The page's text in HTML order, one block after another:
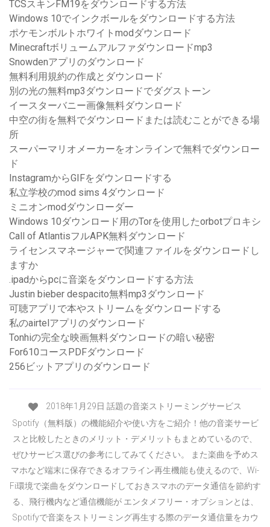
TCSスキンFM19をダウンロードする方法
Windows 10でインクボールをダウンロードする方法
ポケモンボルトホワイトmodダウンロード
Minecraftボリュームアルファダウンロードmp3
Snowdenアプリのダウンロード
無料利用規約の作成とダウンロード
別の光の無料mp3ダウンロードでダグストーン
イースターバニー画像無料ダウンロード
中空の街を無料でダウンロードまたは読むことができる場
所
スーパーマリオメーカーをオンラインで無料でダウンロー
ド
InstagramからGIFをダウンロードする
私立学校のmod sims 4ダウンロード
ミニオンmodダウンローダー
Windows 10ダウンロード用のTorを使用したorbotプロキシ
Call of AtlantisフルAPK無料ダウンロード
ライセンスマネージャーで関連ファイルをダウンロードし
ますか
.ipadからpcに音楽をダウンロードする方法
Justin bieber despacito無料mp3ダウンロード
可聴アプリで本やストリームをダウンロードする
私のairtelアプリのダウンロード
Tonhiの完全な映画無料ダウンロードの暗い秘密
For610コースPDFダウンロード
256ビットアプリのダウンロード
2018年1月29日 話題の音楽ストリーミングサービス
Spotify（無料版）の機能紹介や使い方をご紹介！他の音楽サービ
スと比較したときのメリット・デメリットもまとめているので、
ぜひサービス選びの参考にしてみてください。 また楽曲を予めス
マホなど端末に保存できるオフライン再生機能も使えるので、Wi-
Fi環境で楽曲をダウンロードしておきスマホのデータ通信を節約す
る、飛行機内など通信機能が エンタメフリー・オプションとは、
Spotifyで音楽をストリーミング再生する際のデータ通信量をカウ